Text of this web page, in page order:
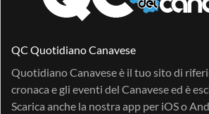
QC Quotidiano Canavese
Quotidiano Canavese è il tuo sito di
cronaca e gli eventi del Canavese ed è
Scarica anche la nostra app per iOSo